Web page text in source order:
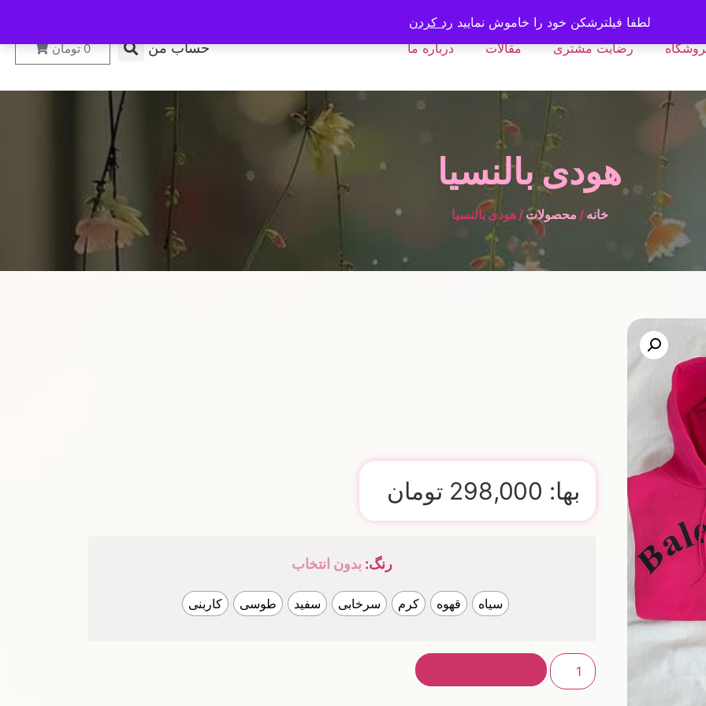
رضایت مشتری مقالات درباره ما حساب من 0 تومان
هودی بالنسیا
خانه / محصولات / هودی بالنسیا
بها: 298,000 تومان
رنگ: بدون انتخاب
سیاه قهوه کرم سرخابی سفید طوسی کاربنی
لطفا فیلترشکن خود را خاموش نمایید رد کردن